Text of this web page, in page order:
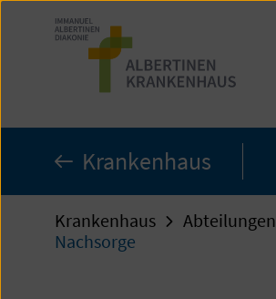
Zum
Seiteninhalt
Krankenhaus
Krankenhaus Abteilungen
Nachsorge